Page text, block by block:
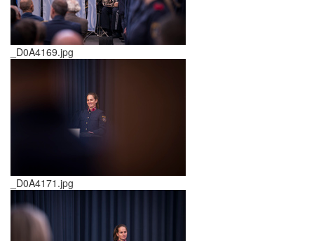
_D0A4169.jpg
_D0A4171.jpg